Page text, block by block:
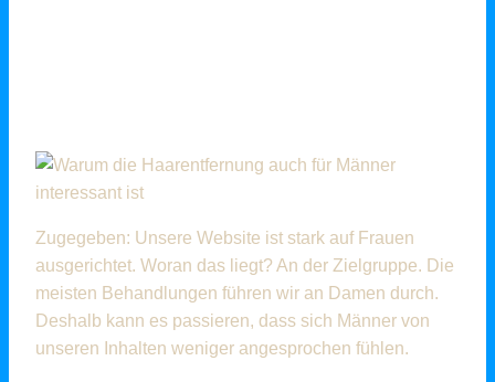
Zugegeben: Unsere Website ist stark auf Frauen
ausgerichtet. Woran das liegt? An der Zielgruppe. Die
meisten Behandlungen führen wir an Damen durch.
Deshalb kann es passieren, dass sich Männer von
unseren Inhalten weniger angesprochen fühlen.